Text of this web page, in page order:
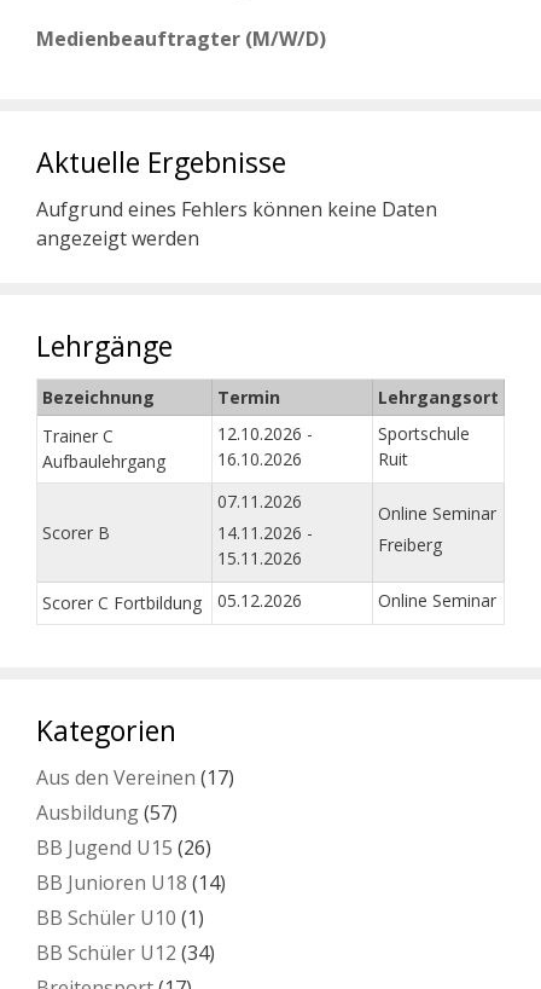
Medienbeauftragter (M/W/D)
Aktuelle Ergebnisse
Aufgrund eines Fehlers können keine Daten
angezeigt werden
Lehrgänge
Bezeichnung Termin
Lehrgangsort
Trainer C
Aufbaulehrgang
12.10.2026 -
16.10.2026
Sportschule
Ruit
Scorer B
07.11.2026
14.11.2026 -
15.11.2026
Online Seminar
Freiberg
Scorer C Fortbildung 05.12.2026 Online Seminar
Kategorien
Aus den Vereinen (17)
Ausbildung(57)
BB Jugend U15 (26)
BB Junioren U18 (14)
BB Schüler U10 (1)
BB Schüler U12 (34)